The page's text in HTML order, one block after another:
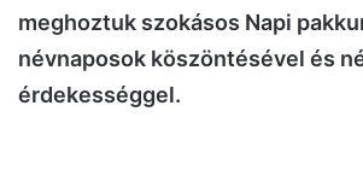
meghoztuk szokásos Napi
névnaposok köszöntésével és
érdekességgel.